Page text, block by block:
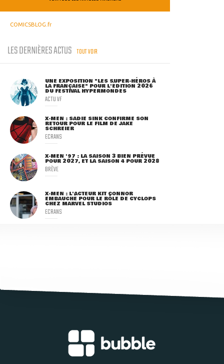
COMICSBLOG.fr
LES DERNIÈRES ACTUS TOUT VOIR
UNE EXPOSITION "LES SUPER-HÉROS À
LA FRANÇAISE" POUR L'ÉDITION 2026
DU FESTIVAL HYPERMONDES
ACTU VF
X-MEN : SADIE SINK CONFIRME SON
RETOUR POUR LE FILM DE JAKE
SCHREIER
ECRANS
X-MEN '97 : LA SAISON 3 BIEN PRÉVUE
POUR 2027, ET LA SAISON 4 POUR 2028
BRÈVE
X-MEN : L'ACTEUR KIT CONNOR
EMBAUCHÉ POUR LE RÔLE DE CYCLOPS
CHEZ MARVEL STUDIOS
ECRANS